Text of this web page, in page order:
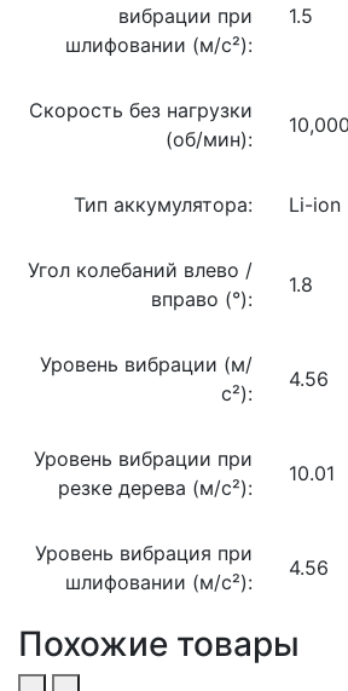
вибрации при
шлифовании (м/с²):
1.5
Скорость без нагрузки
(об/мин):
Тип аккумулятора: Li-ion
Угол колебаний влево /
вправо (°):
1.8
Уровень вибрации (м/
с²):
4.56
Уровень вибрации при
резке дерева (м/с²):
10.01
Уровень вибрация при
шлифовании (м/с²):
4.56
Похожие товары